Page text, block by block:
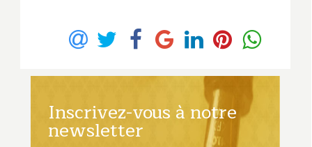
Inscrivez-vous à notre
newsletter